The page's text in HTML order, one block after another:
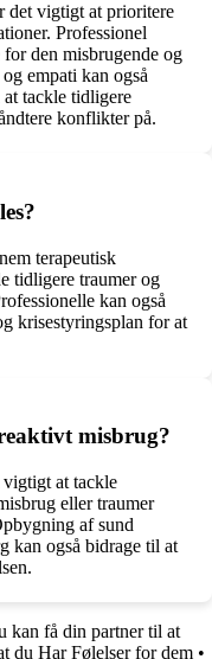
det vigtigt at prioritere
Professionel
den misbrugende og
empati kan også
tackle tidligere
konflikter på.
terapeutisk
tidligere traumer og
kan også
krisestyringsplan for at
misbrug?
at tackle
eller traumer
af sund
kan også bidrage til at
kan få din partner til at
du Har Følelser for dem •